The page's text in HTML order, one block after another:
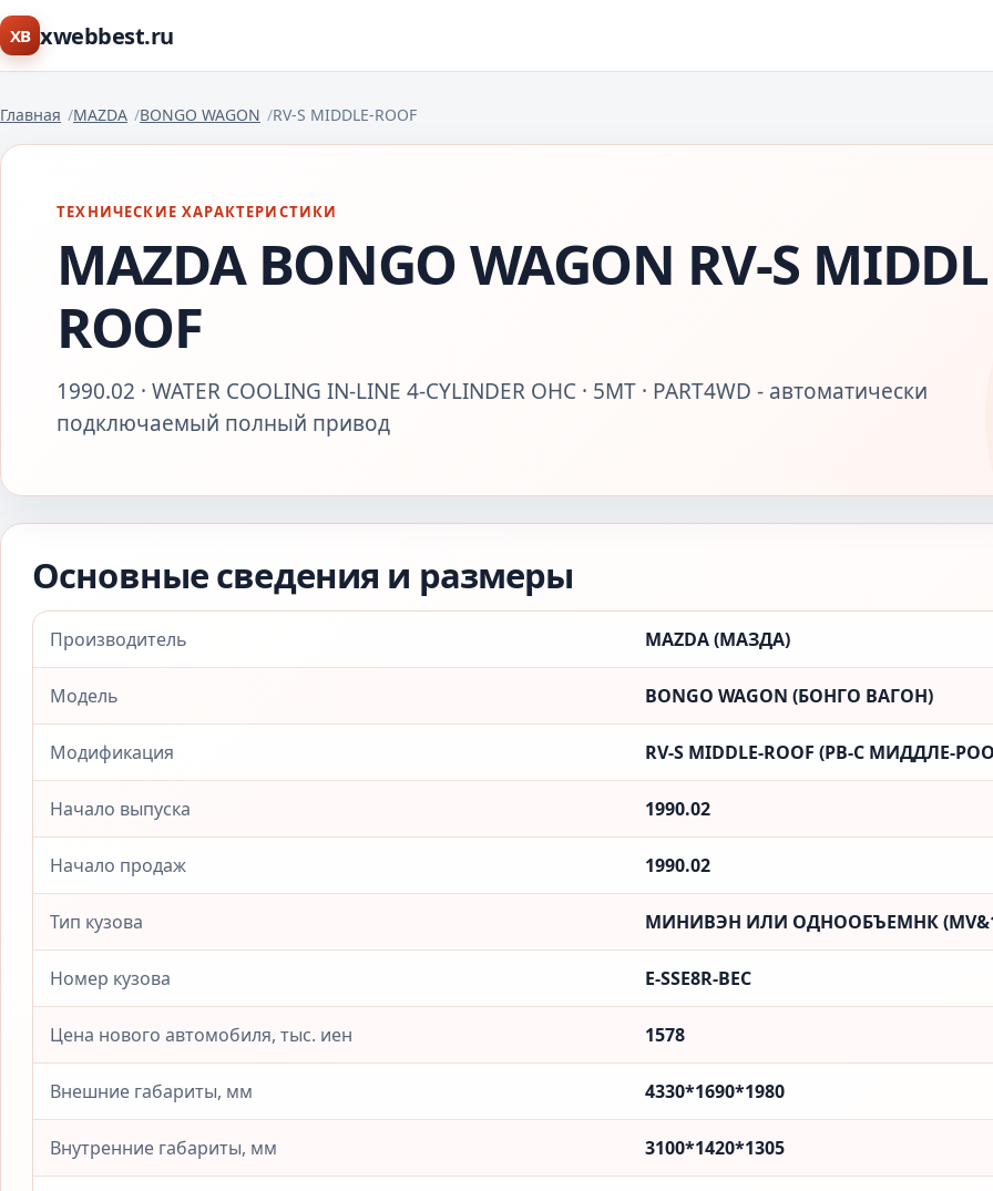
XB xwebbest.ru
Главная MAZDA BONGO WAGON RV-S MIDDLE-ROOF
ТЕХНИЧЕСКИЕ ХАРАКТЕРИСТИКИ
MAZDA BONGO WAGON RV-S
ROOF
1990.02 · WATER COOLING IN-LINE 4-CYLINDER OHC · 5MT · PART4WD - автоматически
подключаемый полный привод
Основные сведения и размеры
Производитель MAZDA (МАЗДА)
Модель BONGO WAGON (БОНГО ВАГОН)
Модификация RV-S MIDDLE-ROOF (РВ-С МИДДЛЕ-
Начало выпуска 1990.02
Начало продаж 1990.02
Тип кузова МИНИВЭН ИЛИ ОДНООБЪЕМНК
Номер кузова E-SSE8R-BEC
Цена нового автомобиля, тыс. иен 1578
Внешние габариты, мм 4330*1690*1980
Внутренние габариты, мм 3100*1420*1305